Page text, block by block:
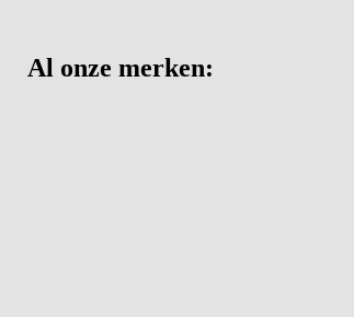
Al onze merken: